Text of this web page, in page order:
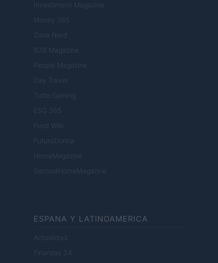
Investimenti Magazine
Money 365
Zona Nerd
B2B Magazine
People Magazine
Day Travel
Tutto Gaming
ESG 365
Food Wiki
FuturoDonna
HomeMagazine
SecondHomeMagazine
ESPANA Y LATINOAMERICA
Actualidad
Finanzas 24